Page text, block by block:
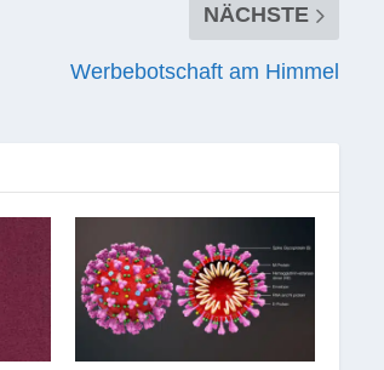
NÄCHSTE
Werbebotschaft am Himmel